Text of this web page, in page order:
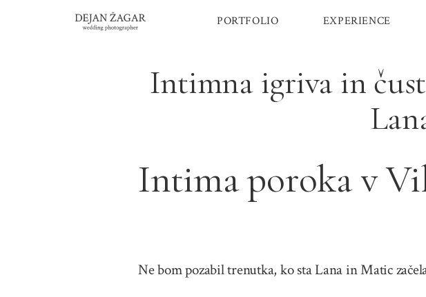
PORTFOLIO EXPERIENCE
Intimna igriva in
Intima poroka v
Ne bom pozabil trenutka, ko sta Lana in Matic